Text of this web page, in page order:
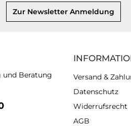
Zur Newsletter Anmeldung
und Beratung
Versand &
Datenschutz
Widerrufsrecht
AGB